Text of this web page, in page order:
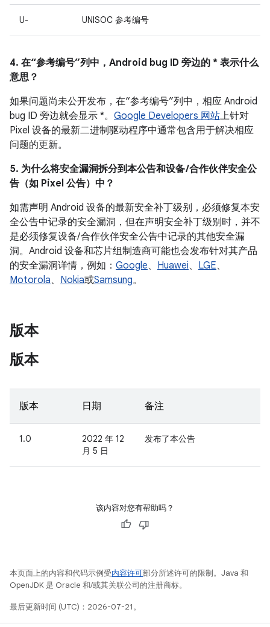
U- UNISOC 参考编号
4. 在“参考编号”列中，Android bug ID 旁边的 * 表示什么
意思？
如果问题尚未公开发布，在“参考编号”列中，相应 Android
bug ID 旁边就会显示 *。 Google Developers 网站上针对
Pixel 设备的最新二进制驱动程序中通常包含用于解决相应
问题的更新。
5. 为什么将安全漏洞拆分到本公告和设备 /合作伙伴安全公
告（如 Pixel 公告）中？
如需声明 Android 设备的最新安全补丁级别，必须修复本安
全公告中记录的安全漏洞，但在声明安全补丁级别时，并不
是必须修复设备/ 合作伙伴安全公告中记录的其他安全漏
洞。Android 设备和芯片组制造商可能也会发布针对其产品
的安全漏洞详情，例如： Google、 Huawei、 LGE、
Motorola、 Nokia或Samsung。
版本
版本
版本 日期 备注
1.0
2022 年 12
月 5 日
发布了本公告
该内容对您有帮助吗？
本页面上的内容和代码示例受内容许可部分所述许可的限制。Java 和
OpenJDK 是 Oracle 和/或其关联公司的注册商标。
最后更新时间 (UTC)：2026-07-21。